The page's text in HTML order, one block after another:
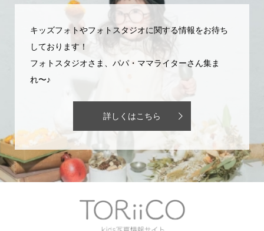
キッズフォトやフォトスタジオに関する情報をお待ち
しております！
フォトスタジオさま、パパ・ママライターさん集ま
れ〜♪
詳しくはこちら